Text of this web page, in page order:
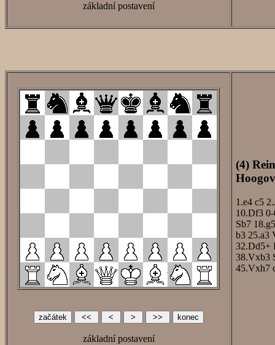
základní postavení
základní postavení
(4)
1.e4 c5
10.Df3
Sb7 18.g5
b3 25.a3
32.Dd5+
38.Vxb3
45.Vxh7